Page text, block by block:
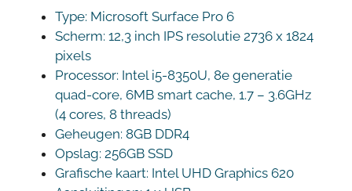
Type: Microsoft Surface Pro 6
Scherm: 12,3 inch IPS resolutie 2736 x 1824
pixels
Processor: Intel i5-8350U, 8e generatie
quad-core, 6MB smart cache, 1.7 – 3.6GHz
(4 cores, 8 threads)
Geheugen: 8GB DDR4
Opslag: 256GB SSD
Grafische kaart: Intel UHD Graphics 620